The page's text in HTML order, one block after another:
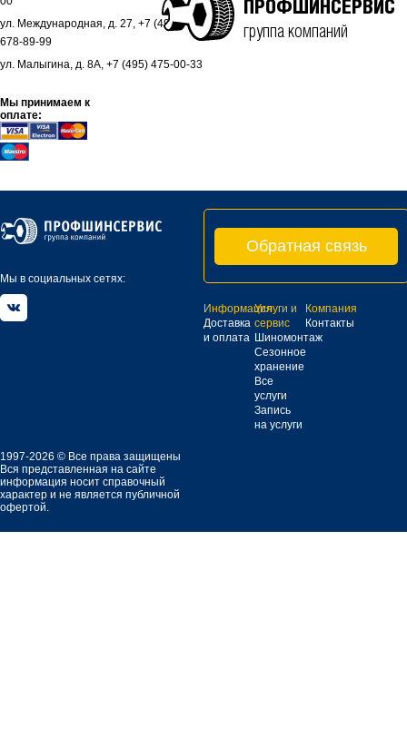
ул. Международная, д. 27, +7 (495)
678-89-99
ул. Малыгина, д. 8А, +7 (495) 475-00-33
Мы принимаем к
оплате:
ПРОФШИНСЕРВИС
группа компаний
Мы в социальных сетях:
Обратная связь
Информация
Доставка
и оплата
Услуги и
сервис
Шиномонтаж
Сезонное
хранение
Все
услуги
Запись
на услуги
Компания
Контакты
1997-2026 © Все права защищены
Вся представленная на сайте
информация носит справочный
характер и не является публичной
офертой.